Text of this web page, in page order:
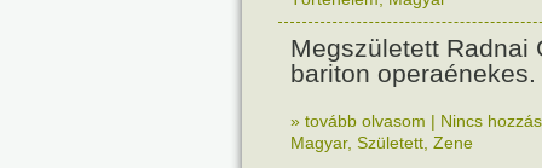
Megszületett Radnai
bariton operaénekes.
» tovább olvasom | Nincs
Magyar, Született Zene